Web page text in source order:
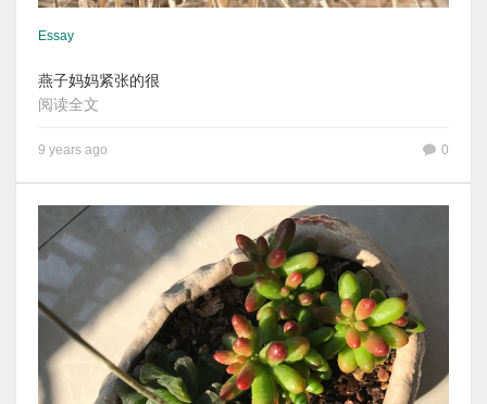
Essay
燕子妈妈紧张的很
阅读全文
9 years ago 0